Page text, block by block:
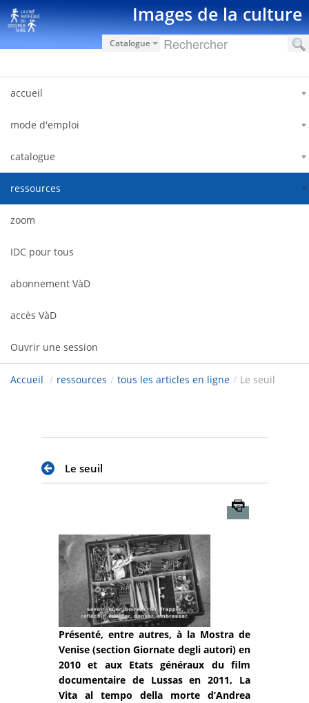
Saut au contenu Images de la culture
Catalogue
accueil
mode d'emploi
catalogue
ressources
zoom
IDC pour tous
abonnement VàD
accès VàD
Ouvrir une session
Accueil / ressources / tous les articles en ligne / Le seuil
Le seuil
Présenté, entre autres, à la Mostra de
Venise (section Giornate degli autori) en
2010 et aux Etats généraux du film
documentaire de Lussas en 2011, La
Vita al tempo della morte d’Andrea